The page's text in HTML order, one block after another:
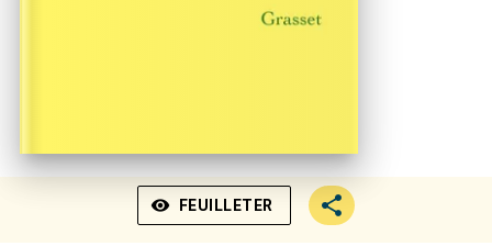
visibility FEUILLETER